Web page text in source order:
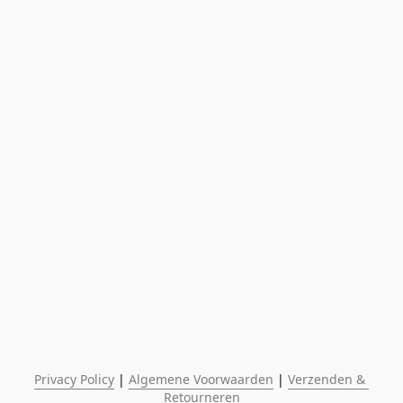
Privacy Policy | Algemene Voorwaarden | Verzenden &
Retourneren